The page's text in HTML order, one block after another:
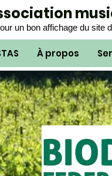
un bon affichage du site
À propos